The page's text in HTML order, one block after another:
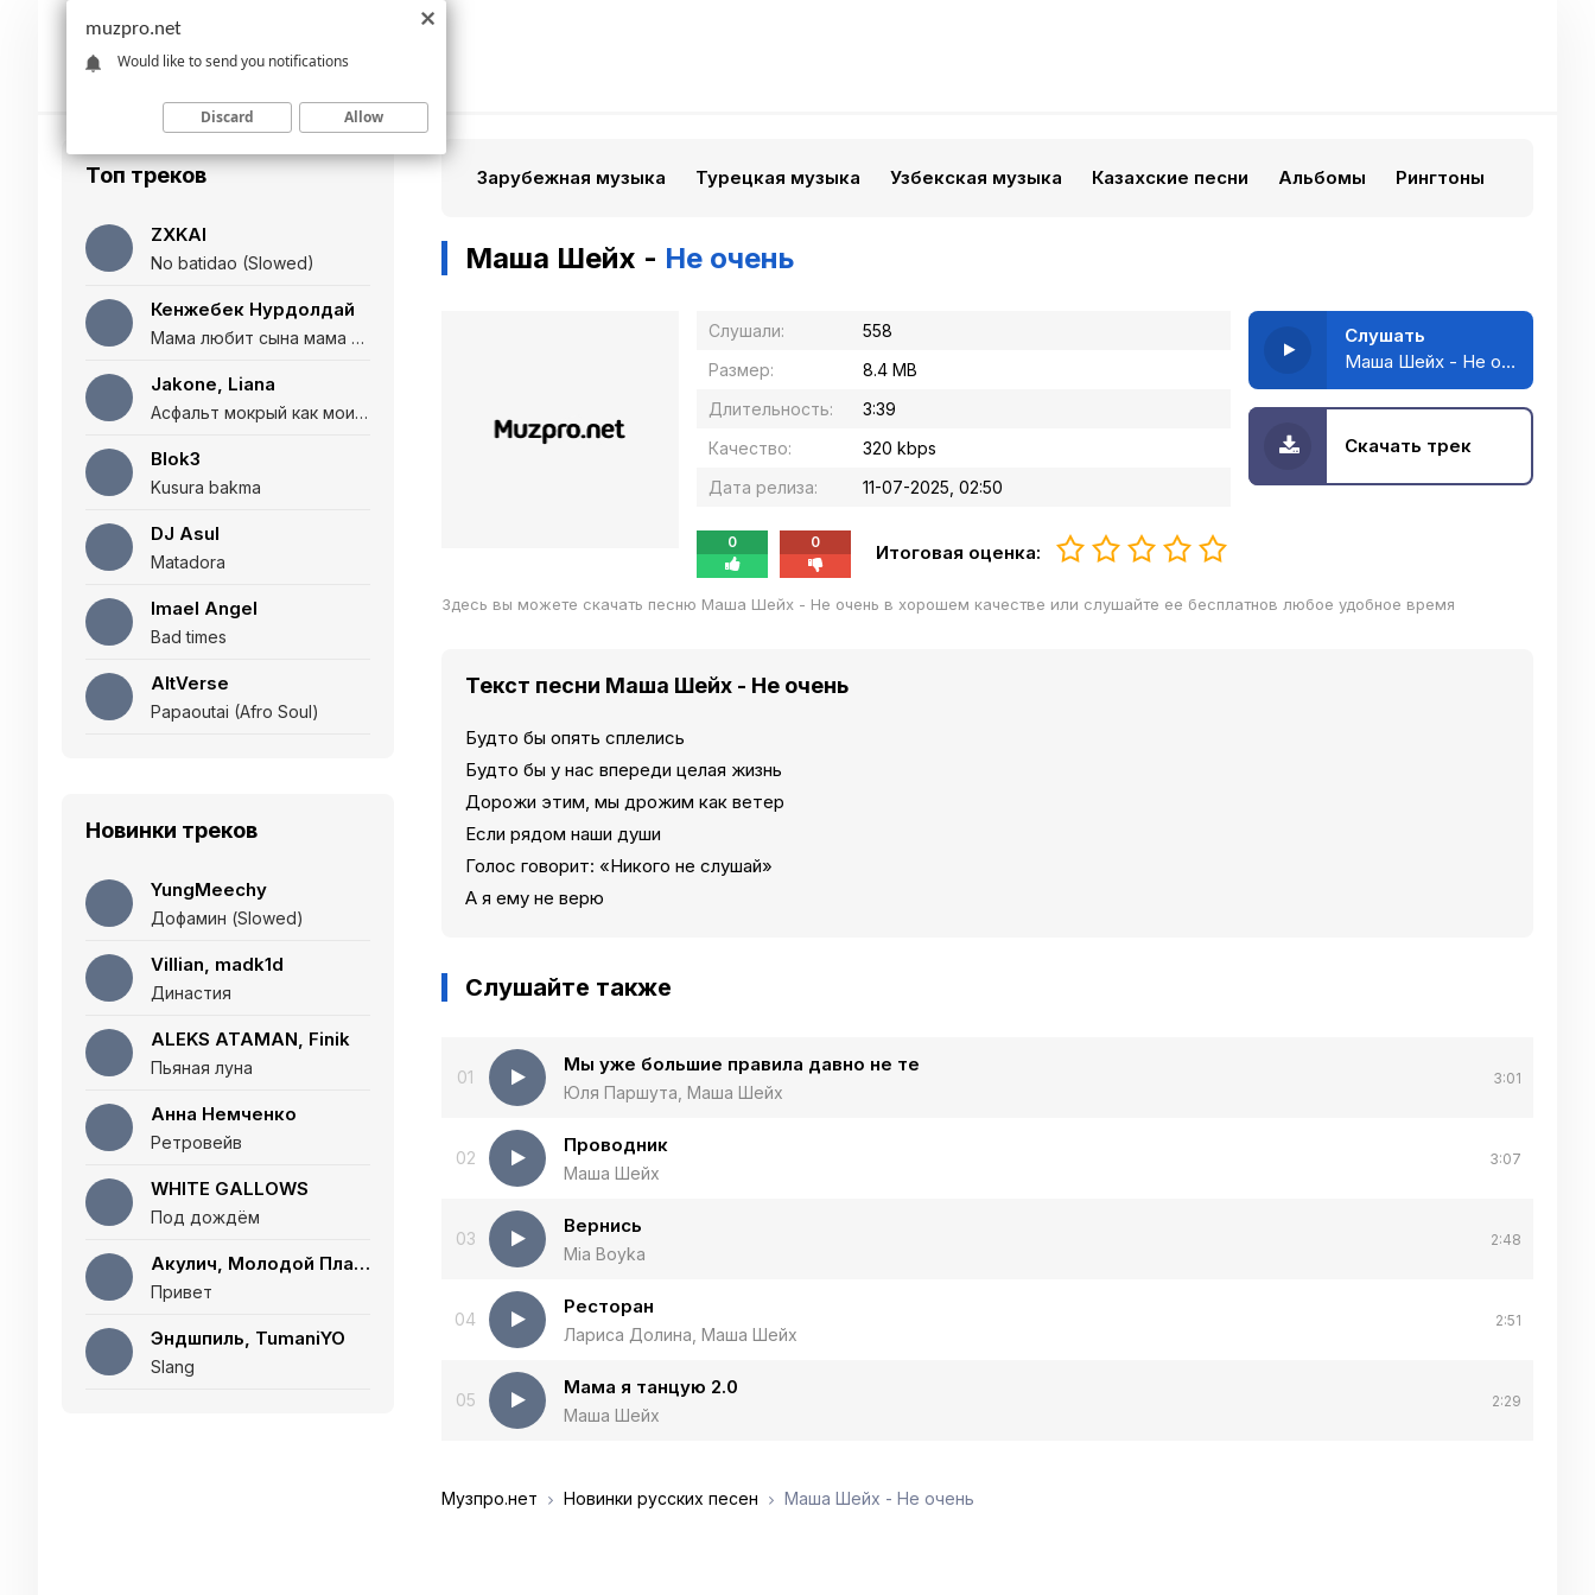
Топ треков
ZXKAI
No batidao (Slowed)
Кенжебек Нурдолдай
Мама любит сына мама любит дочь (Полная версия)
Jakone, Liana
Асфальт мокрый как мои глаза и я нарезаю
Blok3
Kusura bakma
DJ Asul
Matadora
Imael Angel
Bad times
AltVerse
Papaoutai (Afro Soul)
Новинки треков
YungMeechy
Дофамин (Slowed)
Villian, madk1d
Династия
ALEKS ATAMAN, Finik
Пьяная луна
Анна Немченко
Ретровейв
WHITE GALLOWS
Под дождём
Акулич, Молодой Платон
Привет
Эндшпиль, TumaniYO
Slang
Зарубежная музыка Турецкая музыка Узбекская музыка Казахские песни Альбомы Рингтоны
Маша Шейх - Не очень
Слушали:
558
Размер:
8.4 MB
Длительность:
3:39
Качество:
320 kbps
Дата релиза:
11-07-2025, 02:50
0 0 Итоговая оценка:
Слушать
Маша Шейх - Не очень
Скачать трек
Здесь вы можете скачать песню Маша Шейх - Не очень в хорошем качестве или слушайте ее бесплатнов любое удобное время
Текст песни Маша Шейх - Не очень
Будто бы опять сплелись
Будто бы у нас впереди целая жизнь
Дорожи этим, мы дрожим как ветер
Если рядом наши души
Голос говорит: «Никого не слушай»
А я ему не верю
Слушайте также
01
Мы уже большие правила давно не те
Юля Паршута, Маша Шейх
3:01
02
Проводник
Маша Шейх
3:07
03
Вернись
Mia Boyka
2:48
04
Ресторан
Лариса Долина, Маша Шейх
2:51
05
Мама я танцую 2.0
Маша Шейх
2:29
Музпро.нет Новинки русских песен Маша Шейх - Не очень
muzpro.net
Would like to send you notifications
Discard Allow